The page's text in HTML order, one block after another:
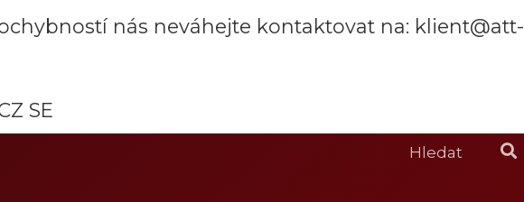
nás neváhejte kontaktovat na: klient@att-
SE